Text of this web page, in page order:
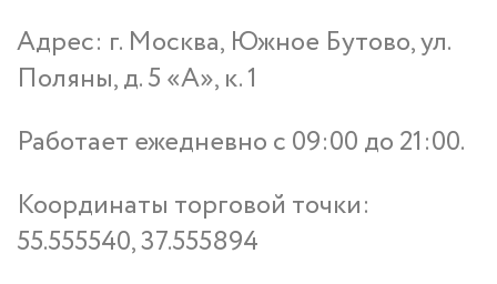
Адрес: г. Москва, Южное Бутово, ул.
Поляны, д. 5 «А», к. 1
Работает ежедневно с 09:00 до 21:00.
Координаты торговой точки:
55.555540, 37.555894